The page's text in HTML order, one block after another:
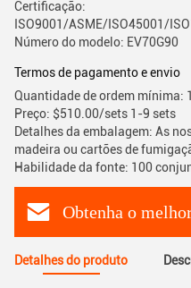
Certificação:
ISO9001/ASME/ISO45001/
Número do modelo: EV70G90
Termos de pagamento e envio
Quantidade de ordem mínima:
Preço: $510.00/sets 1-9 sets
Detalhes da embalagem: As
madeira ou cartões de
Habilidade da fonte: 100
Obtenha o
Detalhes do produto